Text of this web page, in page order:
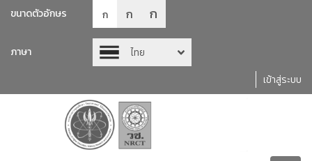
ขนาดตัวอักษร ก ก ก
ภาษา
ไทย
เข้าสู่ระบบ